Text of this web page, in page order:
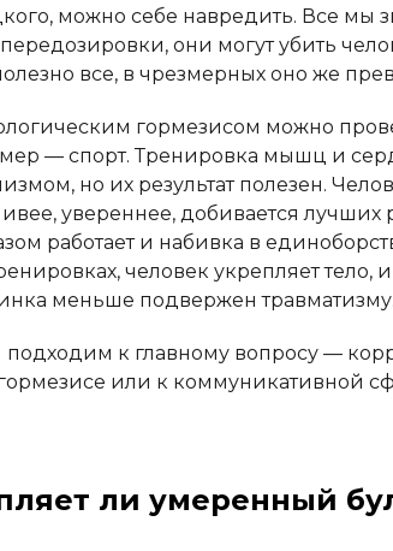
можно себе навредить. Все мы
они могут убить
все, в чрезмерных оно же
гормезисом можно
— спорт. Тренировка мышц и
но их результат полезен.
увереннее, добивается лучших
работает и набивка в
человек укрепляет тело,
меньше подвержен травматизму.
к главному вопросу —
или к коммуникативной
ли умеренный